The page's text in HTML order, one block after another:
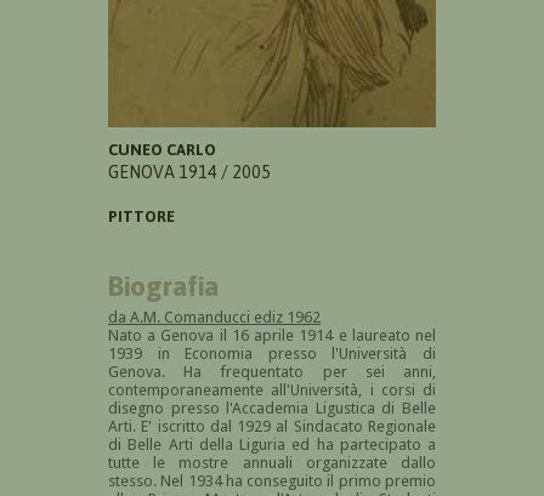
CUNEO CARLO
GENOVA 1914 / 2005
PITTORE
Biografia
da A.M. Comanducci ediz 1962
Nato a Genova il 16 aprile 1914 e laureato nel
1939 in Economia presso l'Università di
Genova. Ha frequentato per sei anni,
contemporaneamente all'Università, i corsi di
disegno presso l'Accademia Ligustica di Belle
Arti. E' iscritto dal 1929 al Sindacato Regionale
di Belle Arti della Liguria ed ha partecipato a
tutte le mostre annuali organizzate dallo
stesso. Nel 1934 ha conseguito il primo premio